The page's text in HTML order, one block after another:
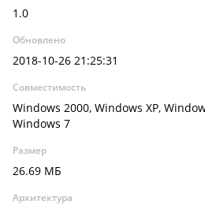
1.0
Обновлено
2018-10-26 21:25:31
Совместимость
Windows 2000, Windows XP,
Windows 7
Размер
26.69 МБ
Архитектура